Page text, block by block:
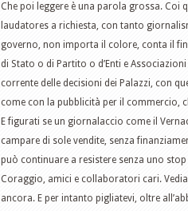
Che poi leggere è una parola grossa.
laudatores a richiesta, con tanto
governo, non importa il colore, conta il
di Stato o di Partito o d’Enti e
corrente delle decisioni dei Palazzi, con
come con la pubblicità per il commercio,
E figurati se un giornalaccio come il
campare di sole vendite, senza
può continuare a resistere senza uno
Coraggio, amici e collaboratori cari.
ancora. E per intanto pigliatevi, oltre